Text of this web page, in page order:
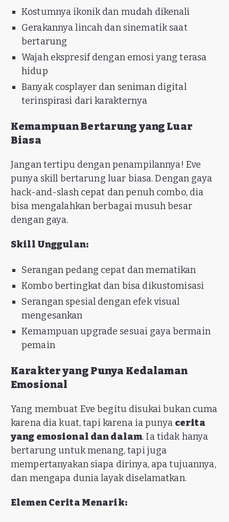
Kostumnya ikonik dan mudah dikenali
Gerakannya lincah dan sinematik saat
bertarung
Wajah ekspresif dengan emosi yang terasa
hidup
Banyak cosplayer dan seniman digital
terinspirasi dari karakternya
Kemampuan Bertarung yang Luar
Biasa
Jangan tertipu dengan penampilannya! Eve
punya skill bertarung luar biasa. Dengan gaya
hack-and-slash cepat dan penuh combo, dia
bisa mengalahkan berbagai musuh besar
dengan gaya.
Skill Unggulan:
Serangan pedang cepat dan mematikan
Kombo bertingkat dan bisa dikustomisasi
Serangan spesial dengan efek visual
mengesankan
Kemampuan upgrade sesuai gaya bermain
pemain
Karakter yang Punya Kedalaman
Emosional
Yang membuat Eve begitu disukai bukan cuma
karena dia kuat, tapi karena ia punya cerita
yang emosional dan dalam. Ia tidak hanya
bertarung untuk menang, tapi juga
mempertanyakan siapa dirinya, apa tujuannya,
dan mengapa dunia layak diselamatkan.
Elemen Cerita Menarik: